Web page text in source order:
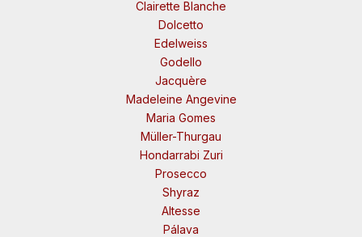
Clairette Blanche
Dolcetto
Edelweiss
Godello
Jacquère
Madeleine Angevine
Maria Gomes
Müller-Thurgau
Hondarrabi Zuri
Prosecco
Shyraz
Altesse
Pálava